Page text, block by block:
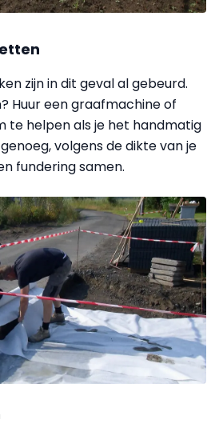
zijn in dit geval al gebeurd.
Huur een graafmachine of
te helpen als je het handmatig
volgens de dikte van je
fundering samen.